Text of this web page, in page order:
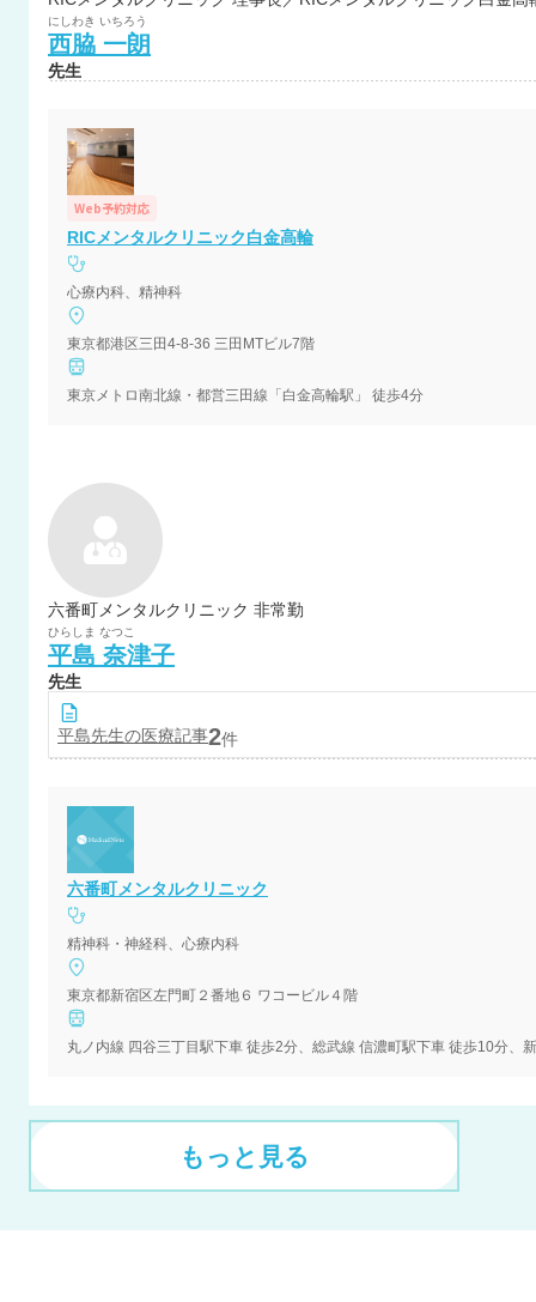
にしわき いちろう
西脇 一朗
先生
Web予約対応
RICメンタルクリニック白金高輪
心療内科、精神科
東京都港区三田4-8-36 三田MTビル7階
東京メトロ南北線・都営三田線「白金高輪駅」 徒歩4分
六番町メンタルクリニック 非常勤
ひらしま なつこ
平島 奈津子
先生
平島先生の医療記事2件
六番町メンタルクリニック
精神科・神経科、心療内科
東京都新宿区左門町２番地６ ワコービル４階
丸ノ内線 四谷三丁目駅下車 徒歩2分、総武線 信濃町駅下車 徒歩10分、
もっと見る